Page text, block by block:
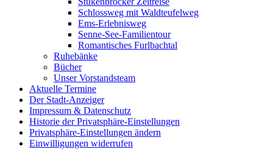
Schlossweg mit Waldteufelweg
Ems-Erlebnisweg
Senne-See-Familientour
Romantisches Furlbachtal
Ruhebänke
Bücher
Unser Vorstandsteam
Aktuelle Termine
Der Stadt-Anzeiger
Impressum & Datenschutz
Historie der Privatsphäre-Einstellungen
Privatsphäre-Einstellungen ändern
Einwilligungen widerrufen